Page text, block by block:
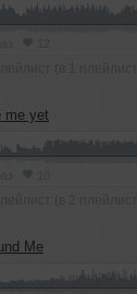
me yet
Me